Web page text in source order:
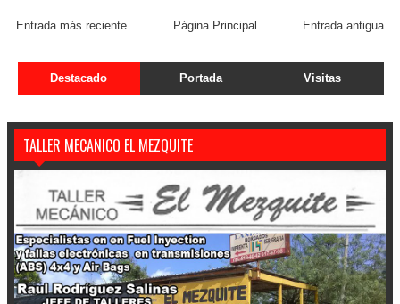
Entrada más reciente Entrada antigua
Página Principal
Destacado Portada Visitas
TALLER MECANICO EL MEZQUITE